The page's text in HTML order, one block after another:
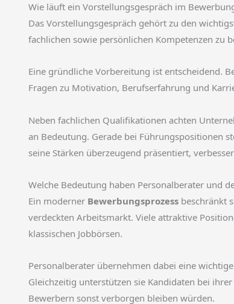
Wie läuft ein Vorstellungsgespräch im
Das Vorstellungsgespräch gehört zu den
fachlichen sowie persönlichen Kompetenzen zu
Eine gründliche Vorbereitung ist entscheidend.
Fragen zu Motivation, Berufserfahrung und
Neben fachlichen Qualifikationen achten
an Bedeutung. Gerade bei Führungspositionen
seine Stärken überzeugend präsentiert,
Welche Bedeutung haben Personalberater und
Ein moderner Bewerbungsprozess beschränkt
verdeckten Arbeitsmarkt. Viele attraktive
klassischen Jobbörsen.
Personalberater übernehmen dabei eine
Gleichzeitig unterstützen sie Kandidaten bei
Bewerbern sonst verborgen bleiben würden.